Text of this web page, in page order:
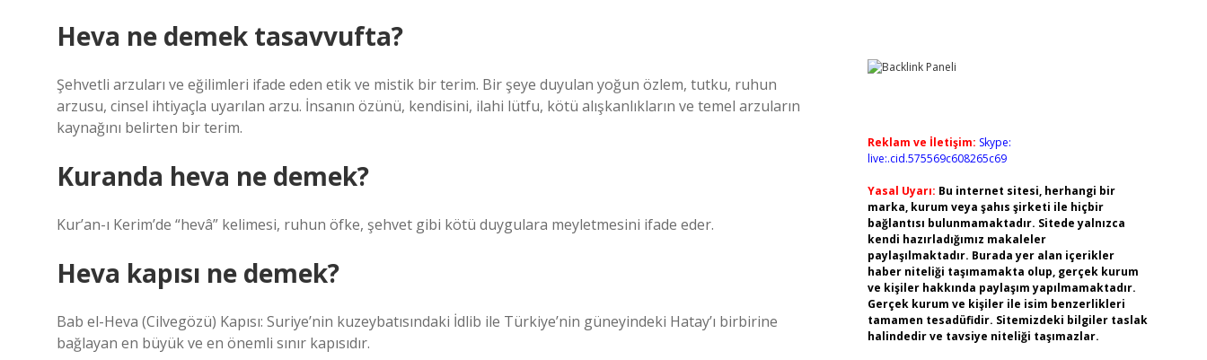
Heva ne demek tasavvufta?
Şehvetli arzuları ve eğilimleri ifade eden etik ve mistik bir terim. Bir şeye duyulan yoğun özlem, tutku, ruhun
arzusu, cinsel ihtiyaçla uyarılan arzu. İnsanın özünü, kendisini, ilahi lütfu, kötü alışkanlıkların ve temel arzuların
kaynağını belirten bir terim.
Kuranda heva ne demek?
Kur’an-ı Kerim’de “hevâ” kelimesi, ruhun öfke, şehvet gibi kötü duygulara meyletmesini ifade eder.
Heva kapısı ne demek?
Bab el-Heva (Cilvegözü) Kapısı: Suriye’nin kuzeybatısındaki İdlib ile Türkiye’nin güneyindeki Hatay’ı birbirine
bağlayan en büyük ve en önemli sınır kapısıdır.
Reklam ve İletişim: Skype:
live:.cid.575569c608265c69
Yasal Uyarı: Bu internet sitesi, herhangi bir
marka, kurum veya şahıs şirketi ile hiçbir
bağlantısı bulunmamaktadır. Sitede yalnızca
kendi hazırladığımız makaleler
paylaşılmaktadır. Burada yer alan içerikler
haber niteliği taşımamakta olup, gerçek kurum
ve kişiler hakkında paylaşım yapılmamaktadır.
Gerçek kurum ve kişiler ile isim benzerlikleri
tamamen tesadüfidir. Sitemizdeki bilgiler taslak
halindedir ve tavsiye niteliği taşımazlar.